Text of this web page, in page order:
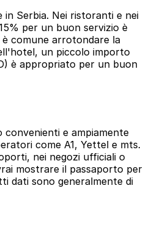
in Serbia. Nei ristoranti e nei
per un buon servizio è
comune arrotondare la
un piccolo importo
è appropriato per un buon
convenienti e ampiamente
come A1, Yettel e mts.
nei negozi ufficiali o
mostrare il passaporto per
dati sono generalmente di